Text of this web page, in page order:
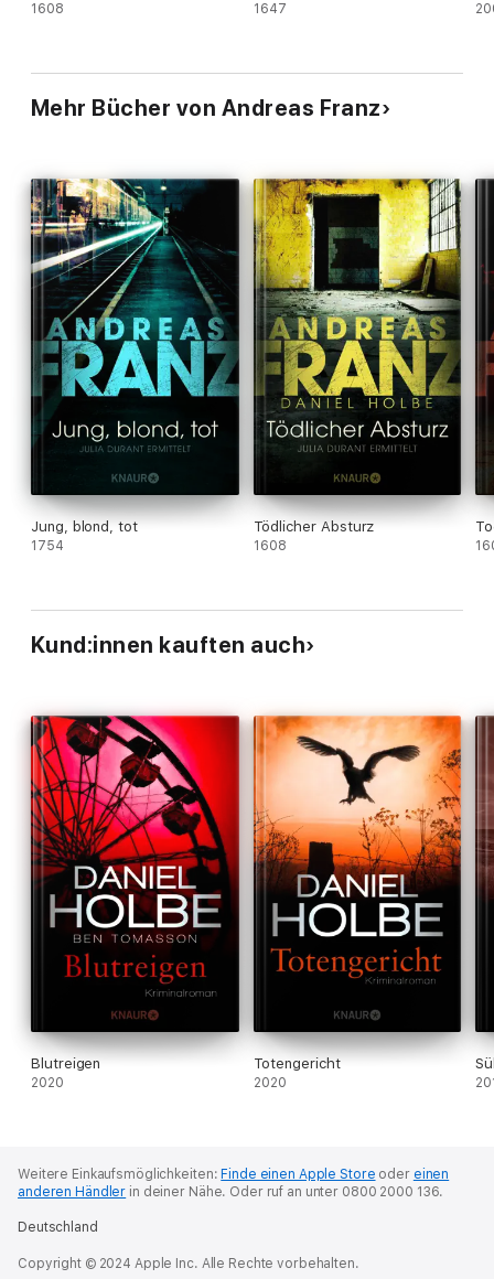
1608 1647
Mehr Bücher von Andreas Franz
Jung, blond, tot
1754
Tödlicher Absturz
1608
Kund:innen kauften auch
Blutreigen
2020
Totengericht
2020
Weitere Einkaufsmöglichkeiten: Finde einen Apple Store oder einen
anderen Händler in deiner Nähe. Oder ruf an unter 0800 2000 136.
Deutschland
Copyright © 2024 Apple Inc. Alle Rechte vorbehalten.